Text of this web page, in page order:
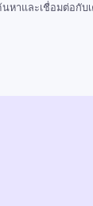
นหาและเชื่อมต่อกั